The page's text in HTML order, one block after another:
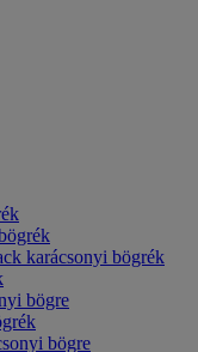
karácsonyi bögrék
bögre
bögre